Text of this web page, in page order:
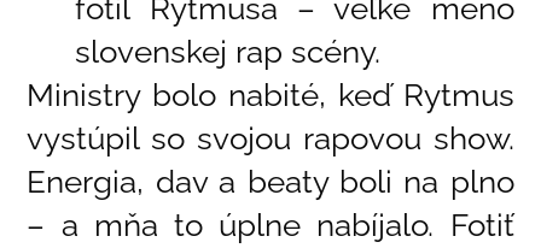
fotil Rytmusa – veľké meno
slovenskej rap scény.
Ministry bolo nabité, keď Rytmus
vystúpil so svojou rapovou show.
Energia, dav a beaty boli na plno
– a mňa to úplne nabíjalo. Fotiť